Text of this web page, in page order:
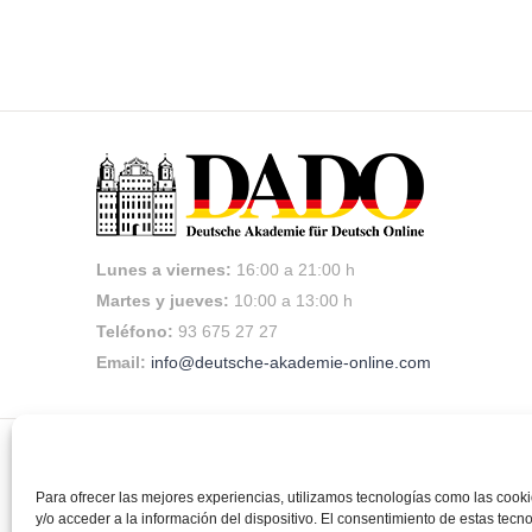
Para ofrecer las mejores experiencias, utilizamos tecnologías como las
y/o acceder a la información del dispositivo. El consentimiento de estas
Lunes a viernes: 16:00 a 21:00 h
Martes y jueves: 10:00 a 13:00 h
Teléfono: 93 675 27 27
Email: info@deutsche-akademie-online.com
de contratación